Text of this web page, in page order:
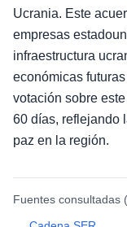
Ucrania. Este
empresas
infraestructura
económicas
votación sobre
60 días, reflejando
paz en la región.
Fuentes consultadas (